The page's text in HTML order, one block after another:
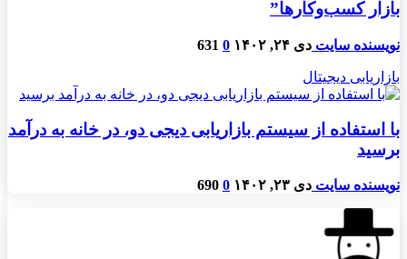
بازار کسب‌وکارها”
نویسنده سایت دی ۲۴, ۱۴۰۲ 0
631
بازاریابی دیجیتال
با استفاده از سیستم بازاریابی دیجی دو، در خانه به درآمد
برسید
نویسنده سایت دی ۲۳, ۱۴۰۲ 0
690